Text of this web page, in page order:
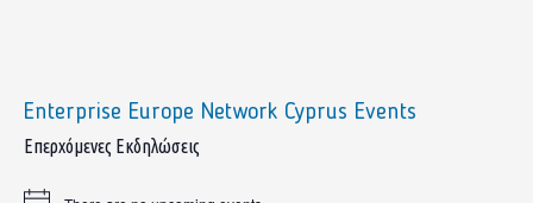
Enterprise Europe Network Cyprus Events
sidebar
Επερχόμενες Εκδηλώσεις